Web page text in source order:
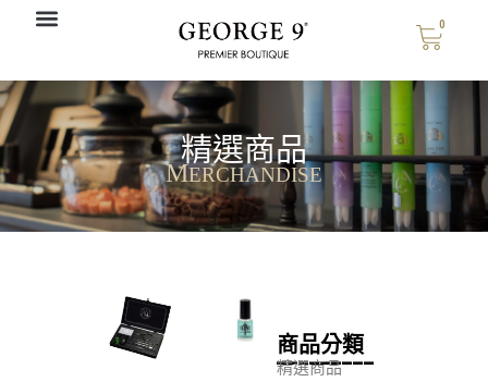
0
精選商品
MERCHANDISE
商品分類
_________
精選商品